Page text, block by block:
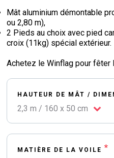
Mât aluminium démontable
ou 2,80 m),
2 Pieds au choix avec pied
croix (11kg) spécial extérieur.
Achetez le Winflag pour fêter
HAUTEUR DE MÂT /
2,3 m / 160 x 50 cm
MATIÈRE DE LA VOILE *